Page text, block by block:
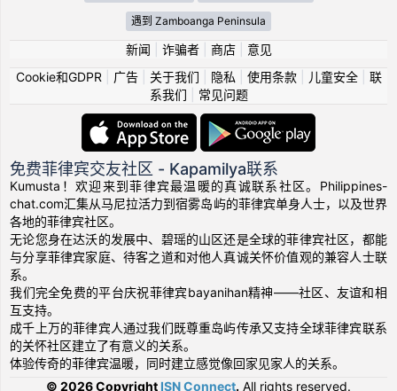
遇到 Zamboanga Peninsula
新闻 诈骗者| 商店| 意见
Cookie和GDPR
广告| 关于我们 隐私 使用条款| 儿童安全| 联
系我们
常见问题
免费菲律宾交友社区 - Kapamilya联系
Kumusta！欢迎来到菲律宾最温暖的真诚联系社区。Philippines-
chat.com汇集从马尼拉活力到宿雾岛屿的菲律宾单身人士，以及世界
各地的菲律宾社区。
无论您身在达沃的发展中、碧瑶的山区还是全球的菲律宾社区，都能
与分享菲律宾家庭、待客之道和对他人真诚关怀价值观的兼容人士联
系。
我们完全免费的平台庆祝菲律宾bayanihan精神——社区、友谊和相
互支持。
成千上万的菲律宾人通过我们既尊重岛屿传承又支持全球菲律宾联系
的关怀社区建立了有意义的关系。
体验传奇的菲律宾温暖，同时建立感觉像回家见家人的关系。
© 2026 Copyright ISN Connect. All rights reserved.